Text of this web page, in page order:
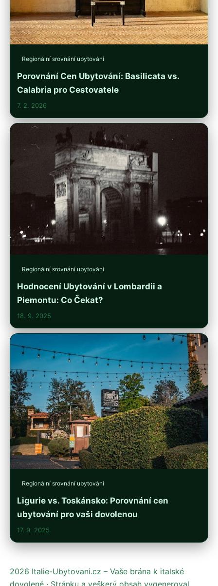
Regionální srovnání ubytování
Porovnání Cen Ubytování: Basilicata vs.
Calabria pro Cestovatele
7. 2. 2026
Regionální srovnání ubytování
Hodnocení Ubytování v Lombardii a
Piemontu: Co Čekat?
18. 9. 2025
Regionální srovnání ubytování
Ligurie vs. Toskánsko: Porovnání cen
ubytování pro vaši dovolenou
17. 9. 2025
2026 Italie-Ubytovani.cz – Vaše brána k italské